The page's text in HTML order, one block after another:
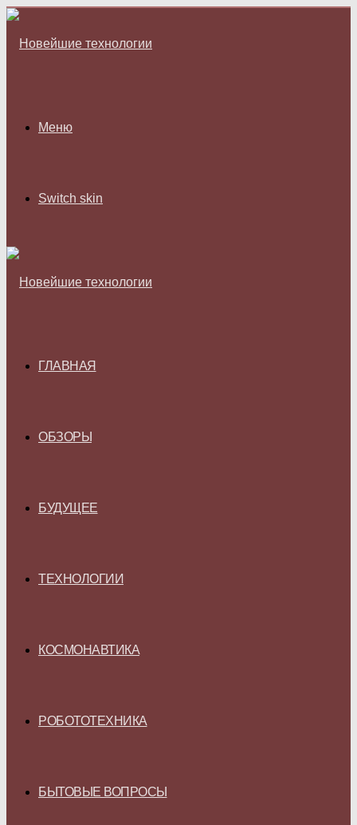
Меню
Switch skin
ГЛАВНАЯ
ОБЗОРЫ
БУДУЩЕЕ
ТЕХНОЛОГИИ
КОСМОНАВТИКА
РОБОТОТЕХНИКА
БЫТОВЫЕ ВОПРОСЫ